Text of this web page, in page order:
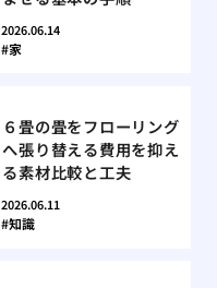
2026.06.14
家
６畳の畳をフローリング
へ張り替える費用を抑え
る素材比較と工夫
2026.06.11
知識